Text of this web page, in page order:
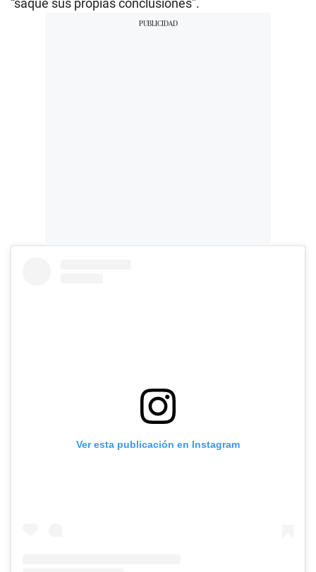
“saque sus propias conclusiones”.
Ver esta publicación en Instagram